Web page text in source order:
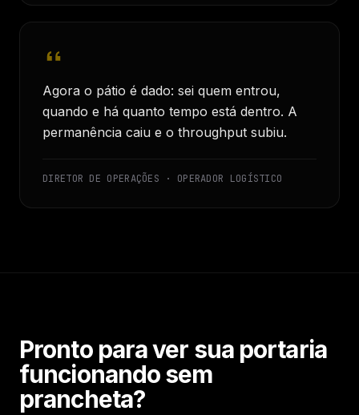
Agora o pátio é dado: sei quem entrou,
quando e há quanto tempo está dentro. A
permanência caiu e o throughput subiu.
DIRETOR DE OPERAÇÕES · OPERADOR LOGÍSTICO
Pronto para ver sua portaria
funcionando sem
prancheta?